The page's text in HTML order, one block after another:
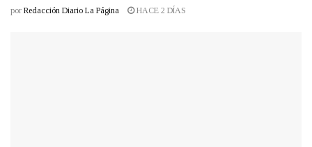
por Redacción Diario La Página HACE 2 DÍAS